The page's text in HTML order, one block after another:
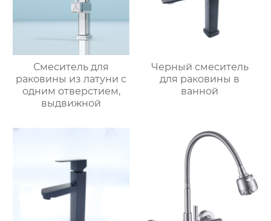
Смеситель для
раковины из латуни с
одним отверстием,
выдвижной
Черный смеситель
для раковины в
ванной